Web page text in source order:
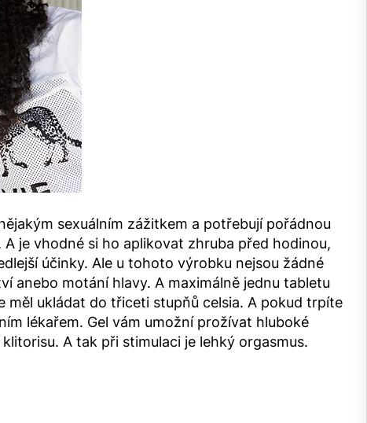
sexuálním zážitkem a potřebují pořádnou
je vhodné si ho aplikovat zhruba před hodinou,
účinky. Ale u tohoto výrobku nejsou žádné
anebo motání hlavy. A maximálně jednu tabletu
měl ukládat do třiceti stupňů celsia. A pokud trpíte
lékařem. Gel vám umožní prožívat hluboké
A tak při stimulaci je lehký orgasmus.